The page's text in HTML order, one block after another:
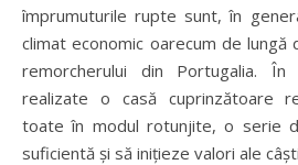
împrumuturile rupte sunt, în
climat economic oarecum de lungă
remorcherului din Portugalia.
realizate o casă cuprinzătoare
toate în modul rotunjite, o serie
suficientă și să inițieze valori ale